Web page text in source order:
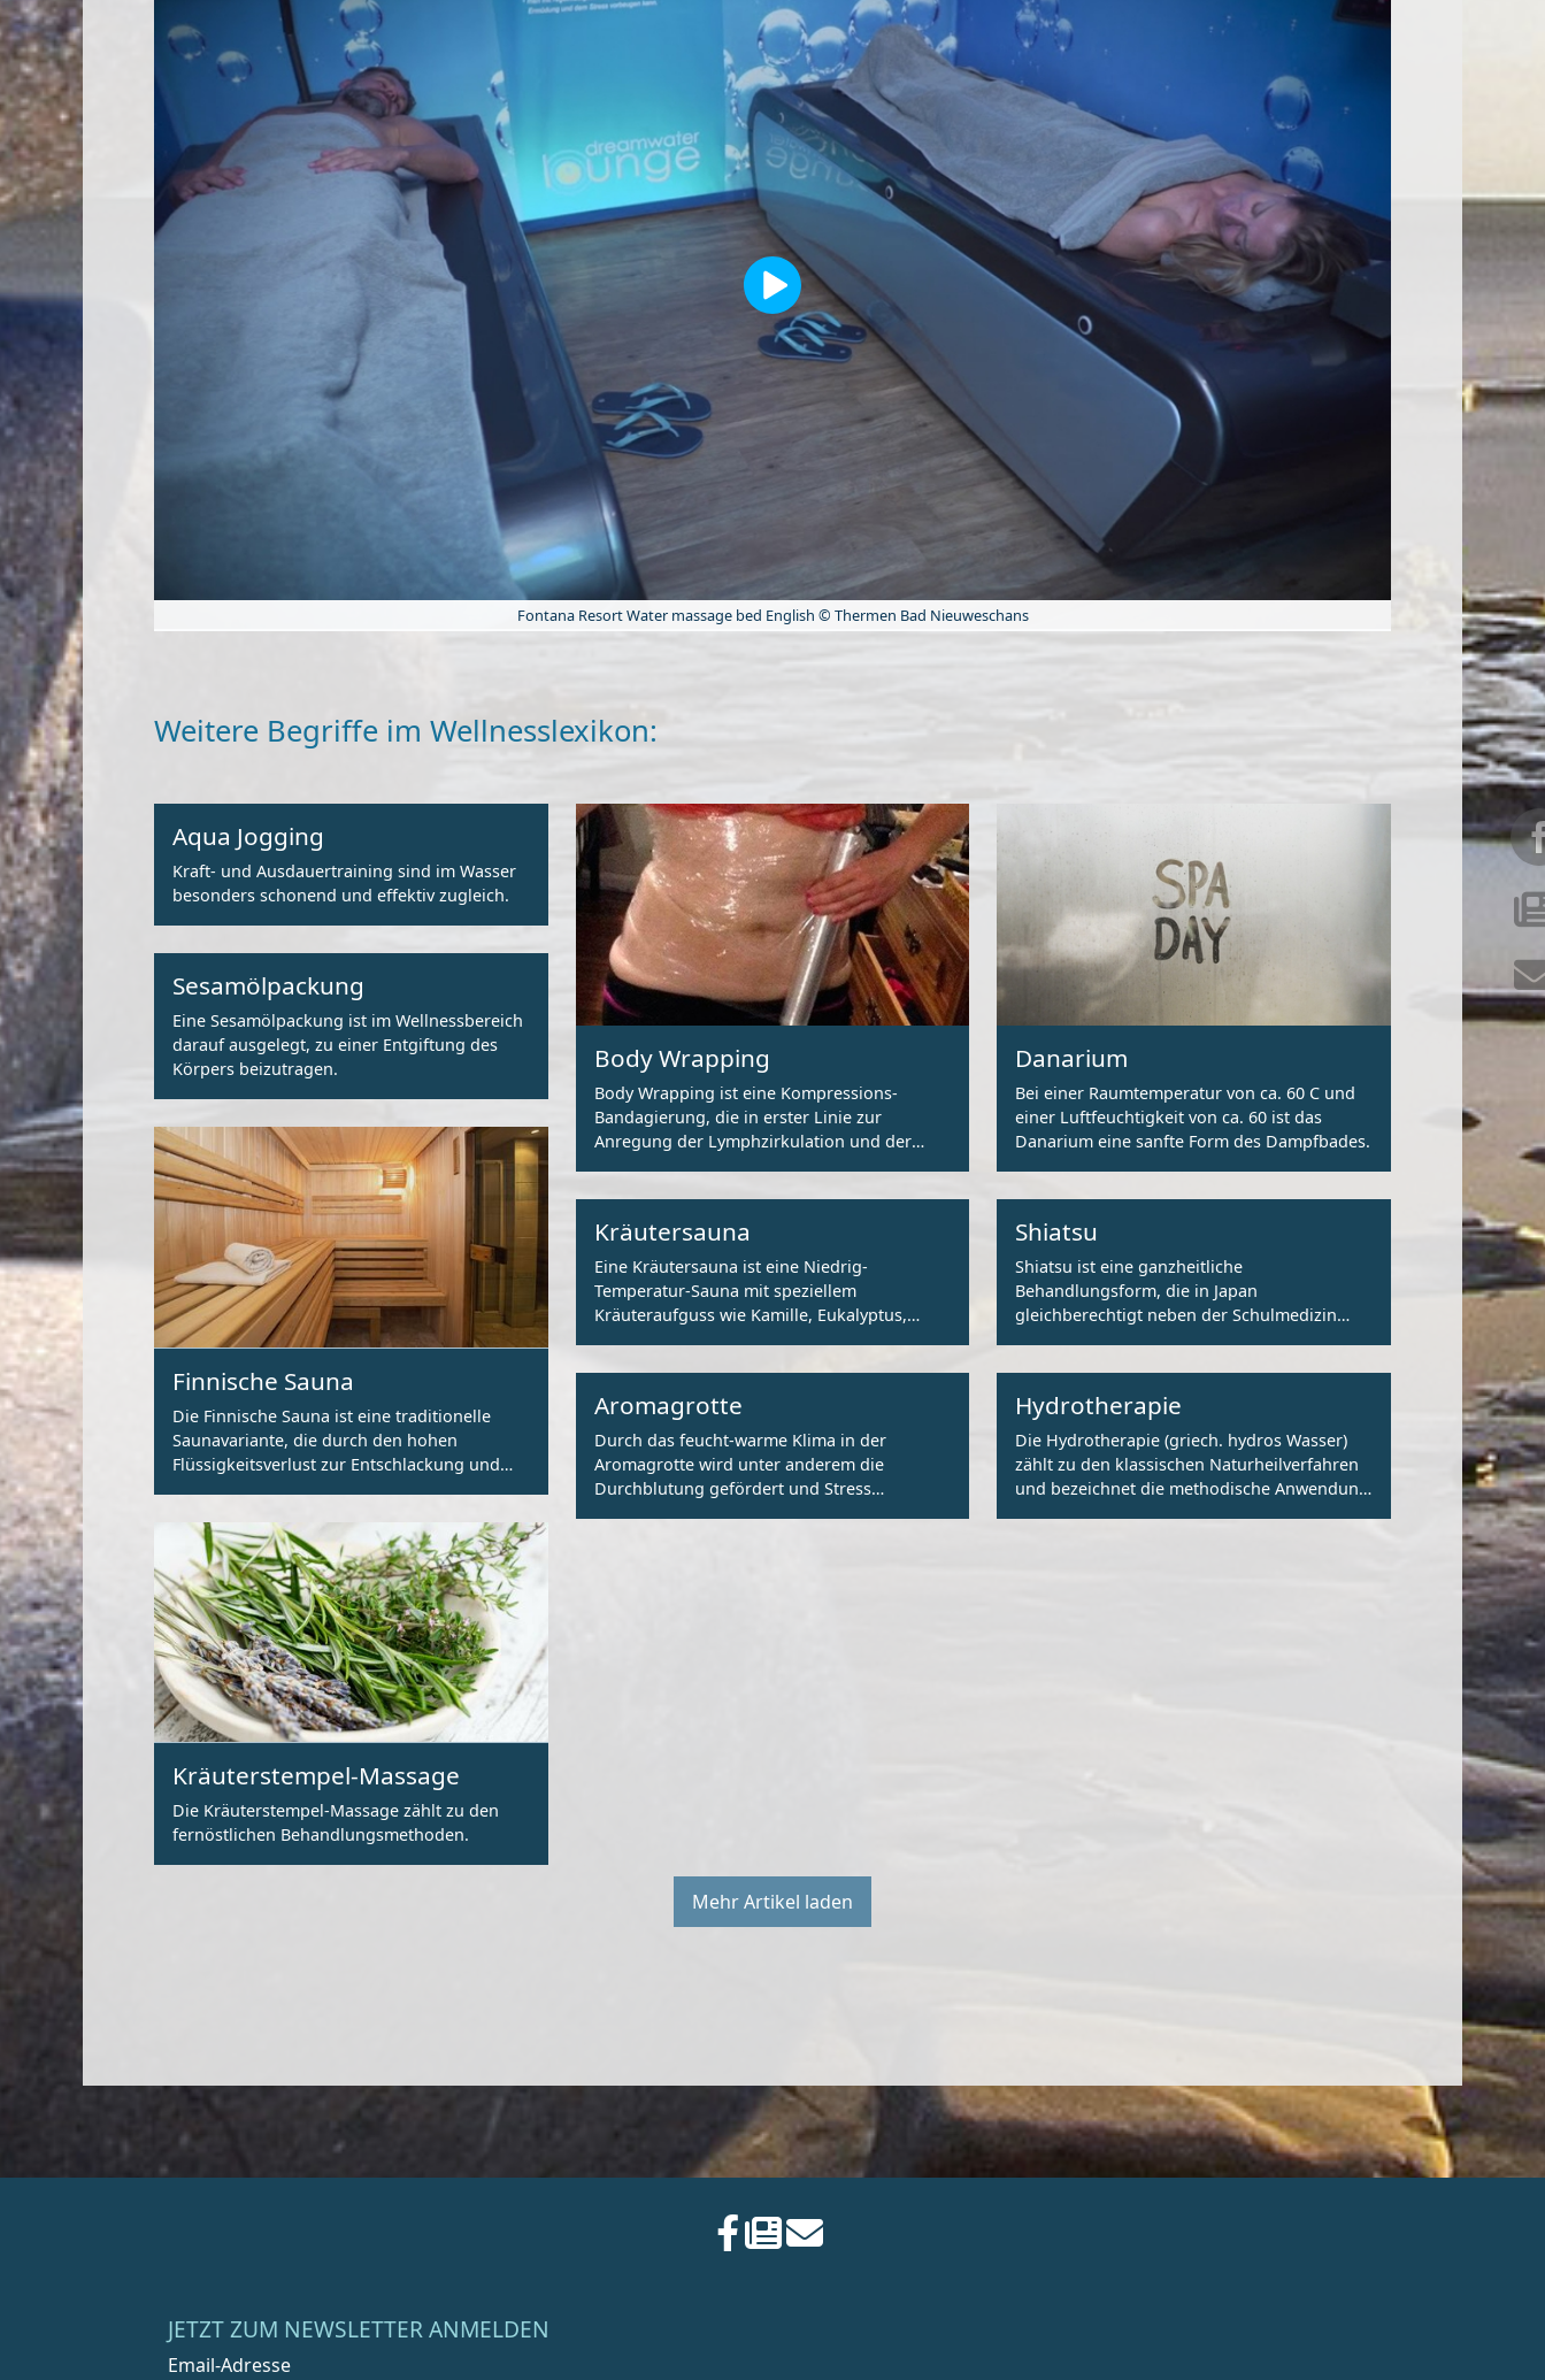
Fontana Resort Water massage bed English © Thermen Bad Nieuweschans
Weitere Begriffe im Wellnesslexikon:
Aqua Jogging
Kraft- und Ausdauertraining sind im Wasser
besonders schonend und effektiv zugleich.
Body Wrapping
Body Wrapping ist eine Kompressions-
Bandagierung, die in erster Linie zur
Anregung der Lymphzirkulation und der
Danarium
Bei einer Raumtemperatur von ca. 60 C und
einer Luftfeuchtigkeit von ca. 60 ist das
Danarium eine sanfte Form des Dampfbades.
Sesamölpackung
Eine Sesamölpackung ist im Wellnessbereich
darauf ausgelegt, zu einer Entgiftung des
Körpers beizutragen.
Finnische Sauna
Die Finnische Sauna ist eine traditionelle
Saunavariante, die durch den hohen
Flüssigkeitsverlust zur Entschlackung und
Kräutersauna
Eine Kräutersauna ist eine Niedrig-
Temperatur-Sauna mit speziellem
Kräuteraufguss wie Kamille, Eukalyptus,
Shiatsu
Shiatsu ist eine ganzheitliche
Behandlungsform, die in Japan
gleichberechtigt neben der Schulmedizin
Aromagrotte
Durch das feucht-warme Klima in der
Aromagrotte wird unter anderem die
Durchblutung gefördert und Stress
Hydrotherapie
Die Hydrotherapie (griech. hydros Wasser)
zählt zu den klassischen Naturheilverfahren
und bezeichnet die methodische Anwendung
Kräuterstempel-Massage
Die Kräuterstempel-Massage zählt zu den
fernöstlichen Behandlungsmethoden.
Mehr Artikel laden
JETZT ZUM NEWSLETTER ANMELDEN
Email-Adresse